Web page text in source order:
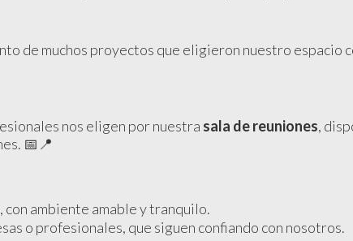
de muchos proyectos que eligieron nuestro espacio
nos eligen por nuestra sala de reuniones,
📅📍
con ambiente amable y tranquilo.
o profesionales, que siguen confiando con nosotros.